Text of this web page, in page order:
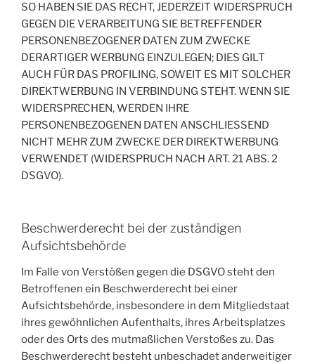
SO HABEN SIE DAS RECHT, JEDERZEIT WIDERSPRUCH
GEGEN DIE VERARBEITUNG SIE BETREFFENDER
PERSONENBEZOGENER DATEN ZUM ZWECKE
DERARTIGER WERBUNG EINZULEGEN; DIES GILT
AUCH FÜR DAS PROFILING, SOWEIT ES MIT SOLCHER
DIREKTWERBUNG IN VERBINDUNG STEHT. WENN SIE
WIDERSPRECHEN, WERDEN IHRE
PERSONENBEZOGENEN DATEN ANSCHLIESSEND
NICHT MEHR ZUM ZWECKE DER DIREKTWERBUNG
VERWENDET (WIDERSPRUCH NACH ART. 21 ABS. 2
DSGVO).
Beschwerde­recht bei der zuständigen
Aufsichts­behörde
Im Falle von Verstößen gegen die DSGVO steht den
Betroffenen ein Beschwerderecht bei einer
Aufsichtsbehörde, insbesondere in dem Mitgliedstaat
ihres gewöhnlichen Aufenthalts, ihres Arbeitsplatzes
oder des Orts des mutmaßlichen Verstoßes zu. Das
Beschwerderecht besteht unbeschadet anderweitiger